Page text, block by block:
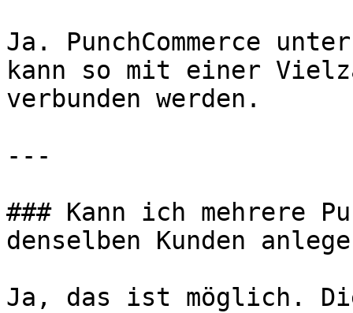
Ja. PunchCommerce
kann so mit einer
verbunden werden.
---
### Kann ich mehrere
denselben Kunden
Ja, das ist möglich.